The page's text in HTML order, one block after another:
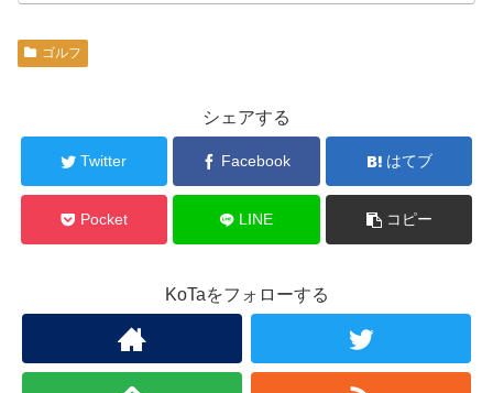
ゴルフ
シェアする
Twitter Facebook はてブ
Pocket LINE コピー
KoTaをフォローする